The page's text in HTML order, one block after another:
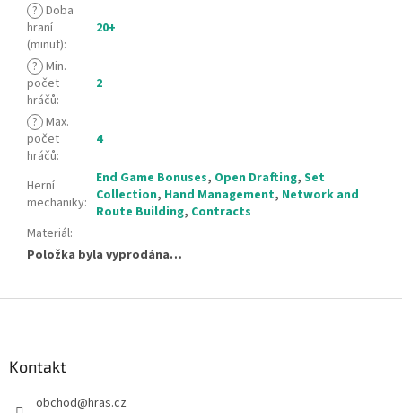
? Doba
hraní
(minut):
20+
? Min.
počet
hráčů:
2
? Max.
počet
hráčů:
4
Herní
mechaniky:
End Game Bonuses, Open Drafting, Set
Collection, Hand Management, Network and
Route Building, Contracts
Materiál:
Položka byla vyprodána…
Kontakt
obchod@hras.cz